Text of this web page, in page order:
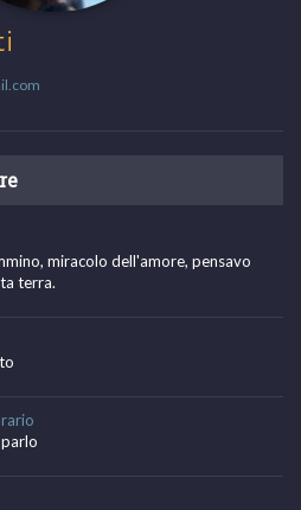
miracolo dell'amore, pensavo
terra.